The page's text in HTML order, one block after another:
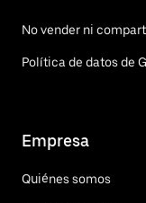
No vender ni
Política de datos de
Empresa
Quiénes somos